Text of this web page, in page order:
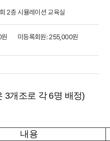
2층 시뮬레이션 교육실
미등록회원: 255,000원
3개조로 각 6명 배정)
내용